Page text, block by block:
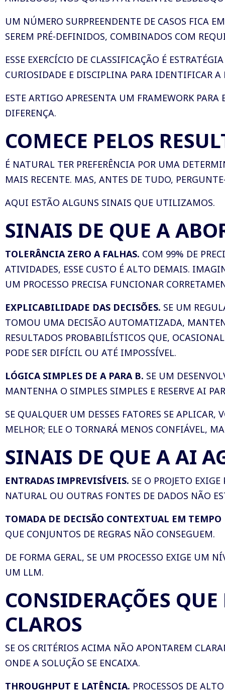
UM NÚMERO SURPREENDENTE DE CASOS FICA
SEREM PRÉ-DEFINIDOS, COMBINADOS COM
ESSE EXERCÍCIO DE CLASSIFICAÇÃO É
CURIOSIDADE E DISCIPLINA PARA IDENTIFICAR A
ESTE ARTIGO APRESENTA UM FRAMEWORK
DIFERENÇA.
COMECE PELOS
É NATURAL TER PREFERÊNCIA POR UMA
MAIS RECENTE. MAS, ANTES DE TUDO,
AQUI ESTÃO ALGUNS SINAIS QUE UTILIZAMOS.
SINAIS DE QUE A
TOLERÂNCIA ZERO A FALHAS. COM 99% DE
ATIVIDADES, ESSE CUSTO É ALTO DEMAIS.
UM PROCESSO PRECISA FUNCIONAR
EXPLICABILIDADE DAS DECISÕES. SE UM
TOMOU UMA DECISÃO AUTOMATIZADA,
RESULTADOS PROBABILÍSTICOS QUE,
PODE SER DIFÍCIL OU ATÉ IMPOSSÍVEL.
LÓGICA SIMPLES DE A PARA B. SE UM
MANTENHA O SIMPLES SIMPLES E RESERVE AI
SE QUALQUER UM DESSES FATORES SE
MELHOR; ELE O TORNARÁ MENOS CONFIÁVEL,
SINAIS DE QUE A AI
ENTRADAS IMPREVISÍVEIS. SE O PROJETO
NATURAL OU OUTRAS FONTES DE DADOS NÃO
TOMADA DE DECISÃO CONTEXTUAL EM TEMPO
QUE CONJUNTOS DE REGRAS NÃO CONSEGUEM.
DE FORMA GERAL, SE UM PROCESSO EXIGE UM
UM LLM.
CONSIDERAÇÕES
CLAROS
SE OS CRITÉRIOS ACIMA NÃO APONTAREM
ONDE A SOLUÇÃO SE ENCAIXA.
THROUGHPUT E LATÊNCIA. PROCESSOS DE